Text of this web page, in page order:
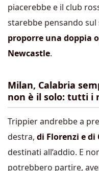
piacerebbe e il club
starebbe pensando sul
proporre una doppia
Newcastle.
Milan, Calabria
non è il solo: tutti i
Trippier andrebbe a
destra, di Florenzi e di
destinati all’addio. E
potrebbero partire,